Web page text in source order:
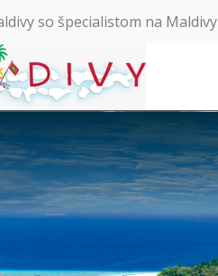
so špecialistom na Maldivy